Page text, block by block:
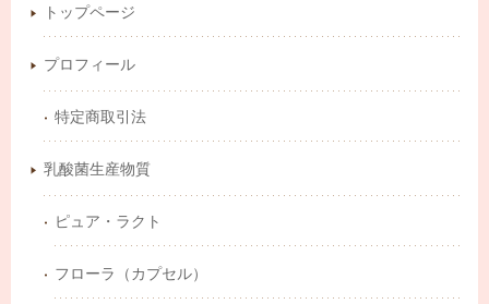
トップページ
プロフィール
特定商取引法
乳酸菌生産物質
ピュア・ラクト
フローラ（カプセル）